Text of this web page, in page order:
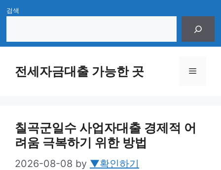
Skip
content
검색
전세자금대출 가능한 곳 Menu
칠곡군일수 사업자대출 경제적 어
려움 극복하기 위한 방법
2026-08-08 by ▼확인하기